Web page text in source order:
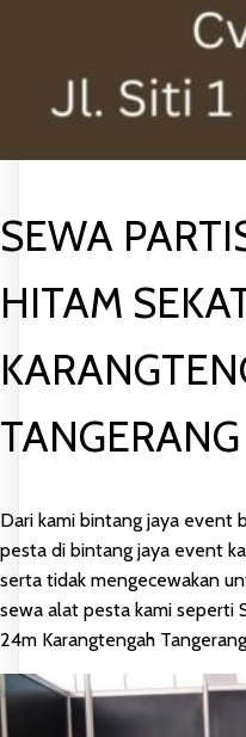
SEWA
HITAM
TANGERANG
Dari kami bintang jaya event
pesta di bintang jaya event
serta tidak mengecewakan
sewa alat pesta kami seperti
24m Karangtengah